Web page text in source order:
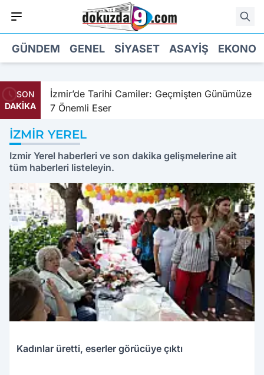
GÜNDEM GENEL SIYASET ASAYIŞ
SON
DAKİKA
İzmir’de Tarihi Camiler: Geçmişten Günümüze
7 Önemli Eser
IZMIR YEREL
Izmir Yerel haberleri ve son dakika gelişmelerine ait
tüm haberleri listeleyin.
Kadınlar üretti, eserler görücüye çıktı